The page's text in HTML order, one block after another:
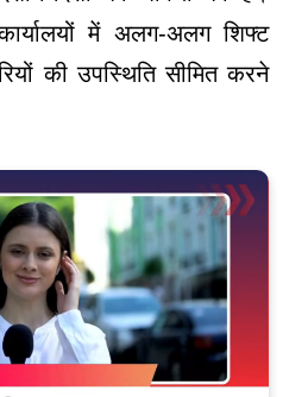
में अलग-अलग शिफ्ट
की उपस्थिति सीमित करने